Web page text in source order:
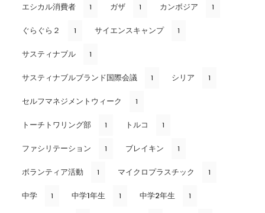
エシカル消費者 1 ガザ 1 カンボジア 1
ぐらぐら２ 1 サイエンスキャンプ 1
サスティナブル 1
サスティナブルブランド国際会議 1 シリア 1
セルフマネジメントウィーク 1
トーチトワリング部 1 トルコ 1
ファシリテーション 1 ブレイキン 1
ボランティア活動 1 マイクロプラスチック 1
中学 1 中学1年生 1 中学2年生 1